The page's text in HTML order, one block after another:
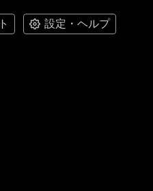
設定・ヘルプ